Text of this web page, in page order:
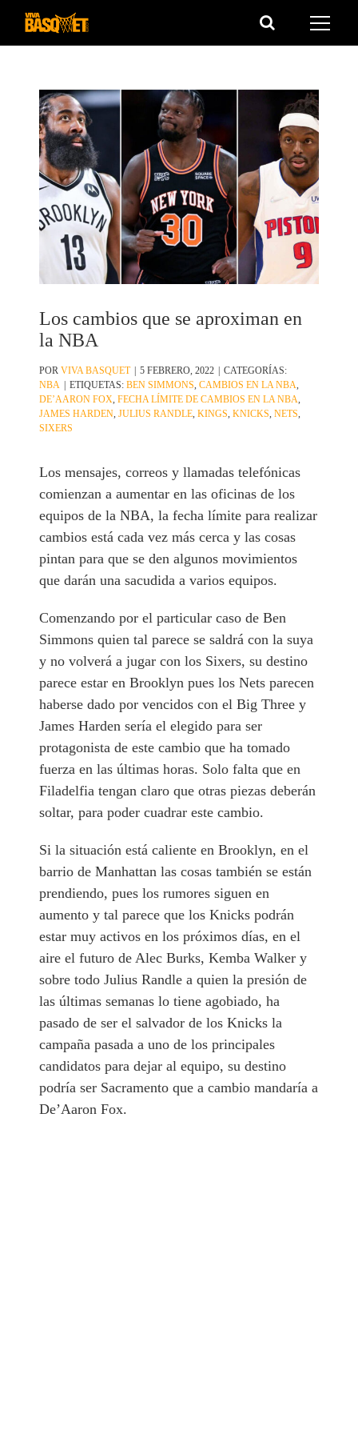
Saltar
Los cambios que se aproximan en
la NBA
PORVIVA BASQUET | 5 FEBRERO, 2022 | CATEGORÍAS:
NBA | ETIQUETAS:BEN SIMMONS ,CAMBIOS EN LA NBA
DE’AARON FOX ,FECHA LÍMITE DE CAMBIOS EN LA NBA
JAMES HARDEN ,JULIUS RANDLE ,KINGS ,KNICKS ,NETS
SIXERS
Los mensajes, correos y llamadas telefónicas
comienzan a aumentar en las oficinas de los
equipos de la NBA, la fecha límite para realizar
cambios está cada vez más cerca y las cosas
pintan para que se den algunos movimientos
que darán una sacudida a varios equipos.
Comenzando por el particular caso de Ben
Simmons quien tal parece se saldrá con la suya
y no volverá a jugar con los Sixers, su destino
parece estar en Brooklyn pues los Nets parecen
haberse dado por vencidos con el Big Three y
James Harden sería el elegido para ser
protagonista de este cambio que ha tomado
fuerza en las últimas horas. Solo falta que en
Filadelfia tengan claro que otras piezas deberán
soltar, para poder cuadrar este cambio.
Si la situación está caliente en Brooklyn, en el
barrio de Manhattan las cosas también se están
prendiendo, pues los rumores siguen en
aumento y tal parece que los Knicks podrán
estar muy activos en los próximos días, en el
aire el futuro de Alec Burks, Kemba Walker y
sobre todo Julius Randle a quien la presión de
las últimas semanas lo tiene agobiado, ha
pasado de ser el salvador de los Knicks la
campaña pasada a uno de los principales
candidatos para dejar al equipo, su destino
podría ser Sacramento que a cambio mandaría a
De’Aaron Fox.